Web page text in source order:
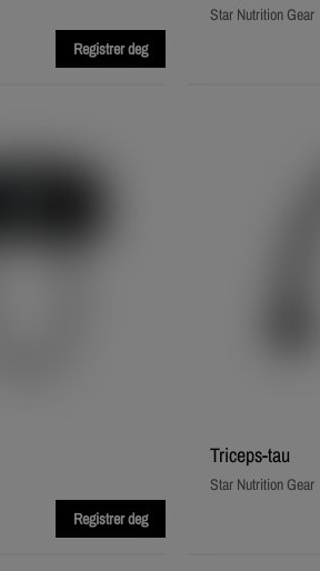
Registrer deg
Star Nutrition Gear
Registrer deg
Triceps‑tau
Star Nutrition Gear